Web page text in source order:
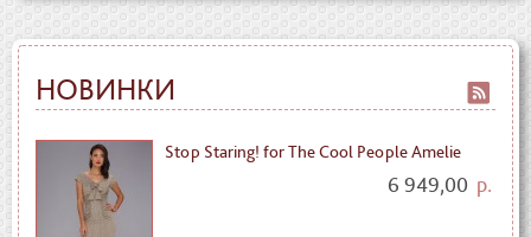
НОВИНКИ
Stop Staring! for The Cool People Amelie
6 949,00 р.